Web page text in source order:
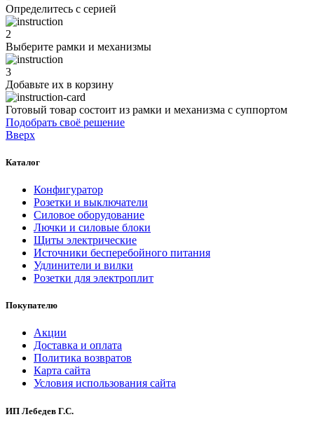
Определитесь с серией
2
Выберите рамки и механизмы
3
Добавьте их в корзину
Готовый товар состоит из рамки и механизма с суппортом
Подобрать своё решение
Вверх
Каталог
Конфигуратор
Розетки и выключатели
Силовое оборудование
Лючки и силовые блоки
Щиты электрические
Источники бесперебойного питания
Удлинители и вилки
Розетки для электроплит
Покупателю
Акции
Доставка и оплата
Политика возвратов
Карта сайта
Условия использования сайта
ИП Лебедев Г.С.